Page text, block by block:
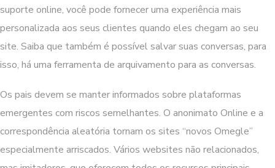
suporte online, você pode fornecer uma experiência mais
personalizada aos seus clientes quando eles chegam ao seu
site. Saiba que também é possível salvar suas conversas, para
isso, há uma ferramenta de arquivamento para as conversas.
Os pais devem se manter informados sobre plataformas
emergentes com riscos semelhantes. O anonimato Online e a
correspondência aleatória tornam os sites “novos Omegle”
especialmente arriscados. Vários websites não relacionados,